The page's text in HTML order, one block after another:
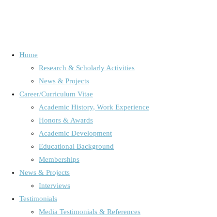
Home
Research & Scholarly Activities
News & Projects
Career/Curriculum Vitae
Academic History, Work Experience
Honors & Awards
Academic Development
Educational Background
Memberships
News & Projects
Interviews
Testimonials
Media Testimonials & References
Schlagwort:Emotionsforschung
Posts tagged "Emotionsforschung"
Freundschaften / Interview / News, Projects & Interviews
Warum weibliche Freundschaften
das unterschätzte Longevity-
Geheimnis sind